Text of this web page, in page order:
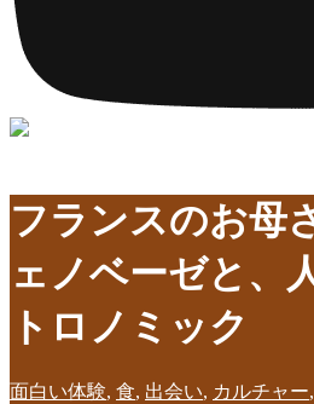
フランスのお母
ェノベーゼと、
トロノミック
面白い体験, 食, 出会い, カルチャー,